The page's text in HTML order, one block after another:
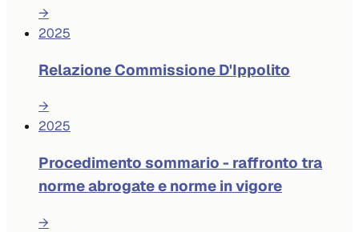
→
2025
Relazione Commissione D'Ippolito
→
2025
Procedimento sommario - raffronto tra
norme abrogate e norme in vigore
→